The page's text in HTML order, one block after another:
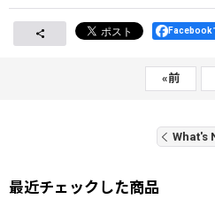
Facebook
«前
What's
最近チェックした商品